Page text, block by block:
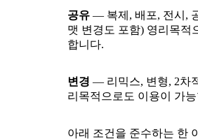
공유 — 복제, 배포, 전시,
맷 변경도 포함) 영리목적
합니다.
변경 — 리믹스, 변형, 2차
리목적으로도 이용이 가
아래 조건을 준수하는 한